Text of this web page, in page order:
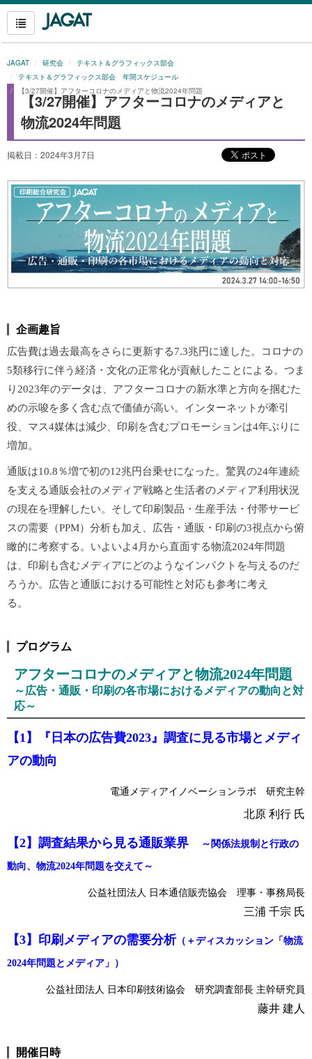
JAGAT 研究会
テキスト＆グラフィックス部会
テキスト＆グラフィックス部会 年間スケジュール
【3/27開催】アフターコロナのメディアと物流2024年問題
【3/27開催】アフターコロナのメディアと
物流2024年問題
掲載日：2024年3月7日
企画趣旨
広告費は過去最高をさらに更新する7.3兆円に達した。コロナの
5類移行に伴う経済・文化の正常化が貢献したことによる。つま
り2023年のデータは、アフターコロナの新水準と方向を掴むた
めの示唆を多く含む点で価値が高い。インターネットが牽引
役、マス4媒体は減少、印刷を含むプロモーションは4年ぶりに
増加。
通販は10.8％増で初の12兆円台乗せになった。驚異の24年連続
を支える通販会社のメディア戦略と生活者のメディア利用状況
の現在を理解したい。そして印刷製品・生産手法・付帯サービ
スの需要（PPM）分析も加え、広告・通販・印刷の3視点から俯
瞰的に考察する。いよいよ4月から直面する物流2024年問題
は、印刷も含むメディアにどのようなインパクトを与えるのだ
ろうか。広告と通販における可能性と対応も参考に考え
る。
プログラム
アフターコロナのメディアと物流2024年問題
～広告・通販・印刷の各市場におけるメディアの動向と対
応～
【1】『日本の広告費2023』調査に見る市場とメディ
アの動向
電通メディアイノベーションラボ 研究主幹
北原 利行 氏
【2】調査結果から見る通販業界 ～関係法規制と行政の
動向、物流2024年問題を交えて～
公益社団法人 日本通信販売協会 理事・事務局長
三浦 千宗 氏
【3】印刷メディアの需要分析（＋ディスカッション「物流
2024年問題とメディア」）
公益社団法人 日本印刷技術協会 研究調査部長 主幹研究員
藤井 建人
開催日時